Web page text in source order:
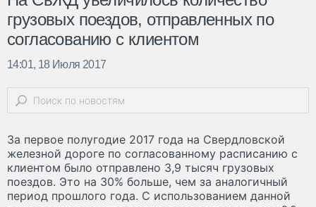
грузовых поездов, отправленных по
согласованию с клиентом
14:01, 18 Июля 2017
За первое полугодие 2017 года на Свердловской
железной дороге по согласованному расписанию с
клиентом было отправлено 3,9 тысяч грузовых
поездов. Это на 30% больше, чем за аналогичный
период прошлого года. С использованием данной